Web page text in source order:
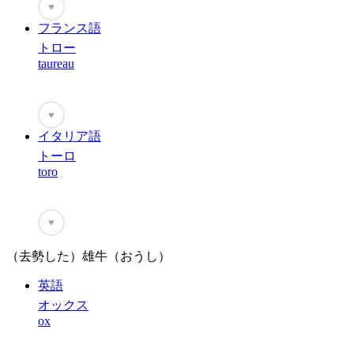
♥
フランス語
トロー
taureau
♥
イタリア語
トーロ
toro
♥
（去勢した）雄牛（おうし）
英語
オックス
ox